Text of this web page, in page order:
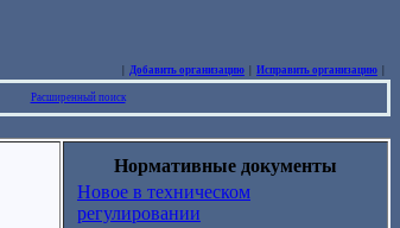
Добавить организацию Исправить организацию
Расширенный поиск
Нормативные документы
Новое в техническом
регулировании